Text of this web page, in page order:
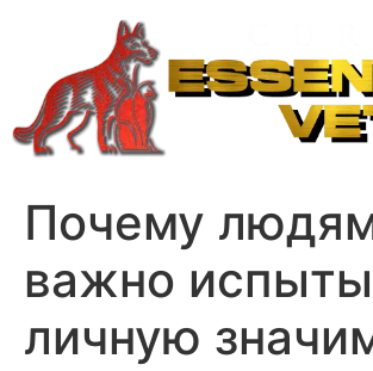
conteúdo
Почему
важно
личную